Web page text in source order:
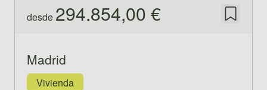
desde 294.854,00 € Guardar
Madrid
Vivienda